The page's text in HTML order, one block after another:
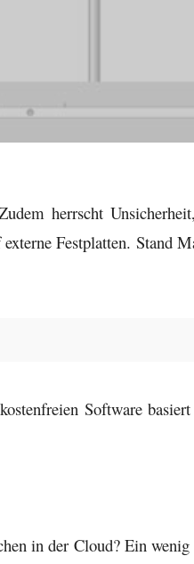
herrscht
Festplatten. Stand
Software
in der Cloud? Ein